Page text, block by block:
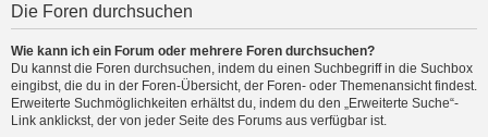
Die Foren durchsuchen
Wie kann ich ein Forum oder mehrere Foren durchsuchen?
Du kannst die Foren durchsuchen, indem du einen Suchbegriff in die Suchbox
eingibst, die du in der Foren-Übersicht, der Foren- oder Themenansicht findest.
Erweiterte Suchmöglichkeiten erhältst du, indem du den „Erweiterte Suche“-
Link anklickst, der von jeder Seite des Forums aus verfügbar ist.